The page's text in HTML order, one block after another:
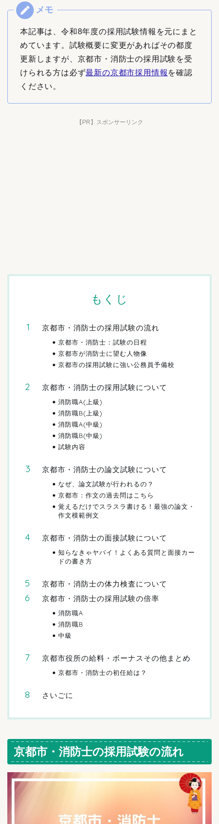
本記事は、令和8年度の採用試験情報を元にまと
めています。試験概要に変更があればその都度
更新しますが、京都市・消防士の採用試験を受
けられる方は必ず最新の京都市採用情報 を確認
ください。
【PR】スポンサーリンク
もくじ
京都市・消防士の採用試験の流れ
京都市・消防士：試験の日程
京都市が消防士に望む人物像
京都市の採用試験に強い公務員予備校
京都市・消防士の採用試験について
消防職A(上級)
消防職B(上級)
消防職A(中級)
消防職B(中級)
試験内容
京都市・消防士の論文試験について
なぜ、論文試験が行われるの？
京都市：作文の過去問はこちら
覚えるだけでスラスラ書ける！最強の論文・
作文模範例文
京都市・消防士の面接試験について
知らなきゃヤバイ！よくある質問と面接カー
ドの書き方
京都市・消防士の体力検査について
京都市・消防士の採用試験の倍率
消防職A
消防職B
中級
京都市役所の給料・ボーナスその他まとめ
京都市・消防士の初任給は？
さいごに
京都市・消防士の採用試験の流れ